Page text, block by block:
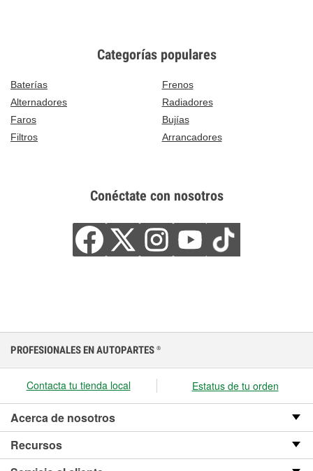
Categorías populares
Baterías
Frenos
Alternadores
Radiadores
Faros
Bujías
Filtros
Arrancadores
Conéctate con nosotros
PROFESIONALES EN AUTOPARTES ®
Contacta tu tienda local Estatus de tu orden
Acerca de nosotros
Recursos